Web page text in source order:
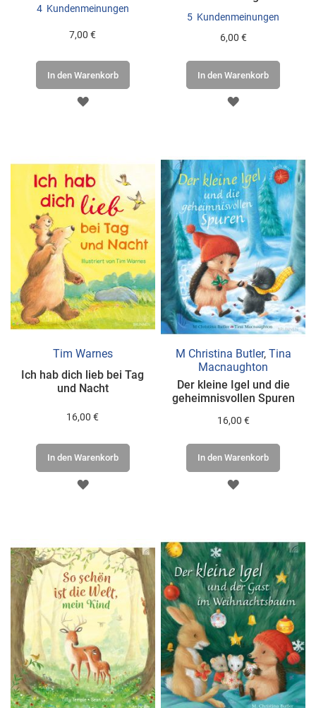
4 Kundenmeinungen
7,00 €
In den Warenkorb
ZUR
5 Kundenmeinungen
6,00 €
In den Warenkorb
ZUR
Tim Warnes
Ich hab dich lieb bei Tag
und Nacht
16,00 €
In den Warenkorb
ZUR
M Christina Butler, Tina
Macnaughton
Der kleine Igel und die
geheimnisvollen Spuren
16,00 €
In den Warenkorb
ZUR